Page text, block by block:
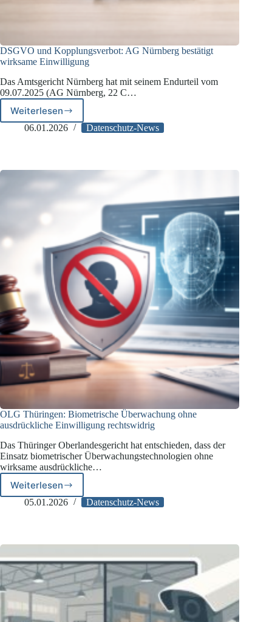
DSGVO und Kopplungsverbot: AG Nürnberg bestätigt
wirksame Einwilligung
Das Amtsgericht Nürnberg hat mit seinem Endurteil vom
09.07.2025 (AG Nürnberg, 22 C…
Weiterlesen
DSGVO
und
bestätigt
wirksame
06.01.2026 Datenschutz-News
OLG Thüringen: Biometrische Überwachung ohne
ausdrückliche Einwilligung rechtswidrig
Das Thüringer Oberlandesgericht hat entschieden, dass der
Einsatz biometrischer Überwachungstechnologien ohne
wirksame ausdrückliche…
Weiterlesen
OLG
Thüringen:
ausdrückliche
Einwilligung
rechtswidrig
05.01.2026 Datenschutz-News